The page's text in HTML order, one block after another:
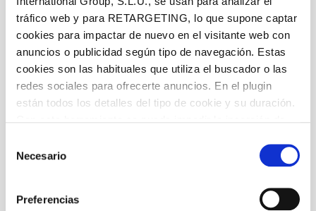
tráfico web y para RETARGETING, lo que supone captar
cookies para impactar de nuevo en el visitante web con
anuncios o publicidad según tipo de navegación. Estas
cookies son las habituales que utiliza el buscador o las
redes sociales para ofrecerte anuncios. En el plugin
están todos los detalles del tipo de cookie y su duración.
la web aparece cómo evitar las cookies en el navegador.
Si se desea ver otra vez esta notificación navegar en
privado y aparecerá de nuevo. Le informamos que aún
no habiendo aceptado las cookies de analytics, Google
Necesario
Preferencias